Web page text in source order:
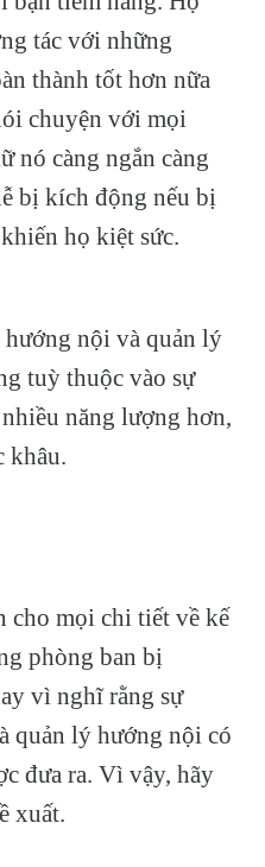
tác với những
thành tốt hơn nữa
chuyện với mọi
nó càng ngắn càng
bị kích động nếu bị
họ kiệt sức.
hướng nội và quản lý
tuỳ thuộc vào sự
năng lượng hơn,
khâu.
cho mọi chi tiết về kế
phòng ban bị
vì nghĩ rằng sự
quản lý hướng nội có
đưa ra. Vì vậy, hãy
xuất.